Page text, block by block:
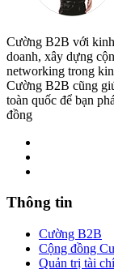
Cường B2B với
doanh, xây dựng
networking trong
Cường B2B cũng
toàn quốc để bạn
đồng
Thông tin
Cường B2B
Cộng đồng
Quản trị tài